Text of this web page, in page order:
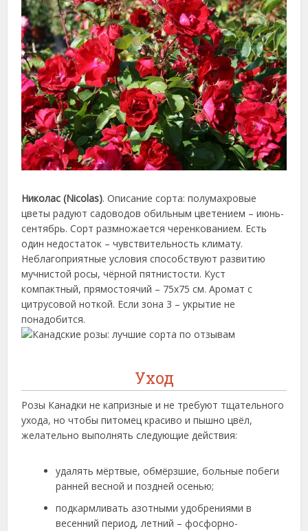
Николас (Nicolas). Описание сорта: полумахровые
цветы радуют садоводов обильным цветением – июнь-
сентябрь. Сорт размножается черенкованием. Есть
один недостаток – чувствительность климату.
Неблагоприятные условия способствуют развитию
мучнистой росы, чёрной пятнистости. Куст
компактный, прямостоячий – 75х75 см. Аромат с
цитрусовой ноткой. Если зона 3 – укрытие не
понадобится.
Уход
Розы Канадки не капризные и не требуют тщательного
ухода, но чтобы питомец красиво и пышно цвёл,
желательно выполнять следующие действия:
удалять мёртвые, обмёрзшие, больные побеги
ранней весной и поздней осенью;
подкармливать азотными удобрениями в
весенний период, летний – фосфорно-